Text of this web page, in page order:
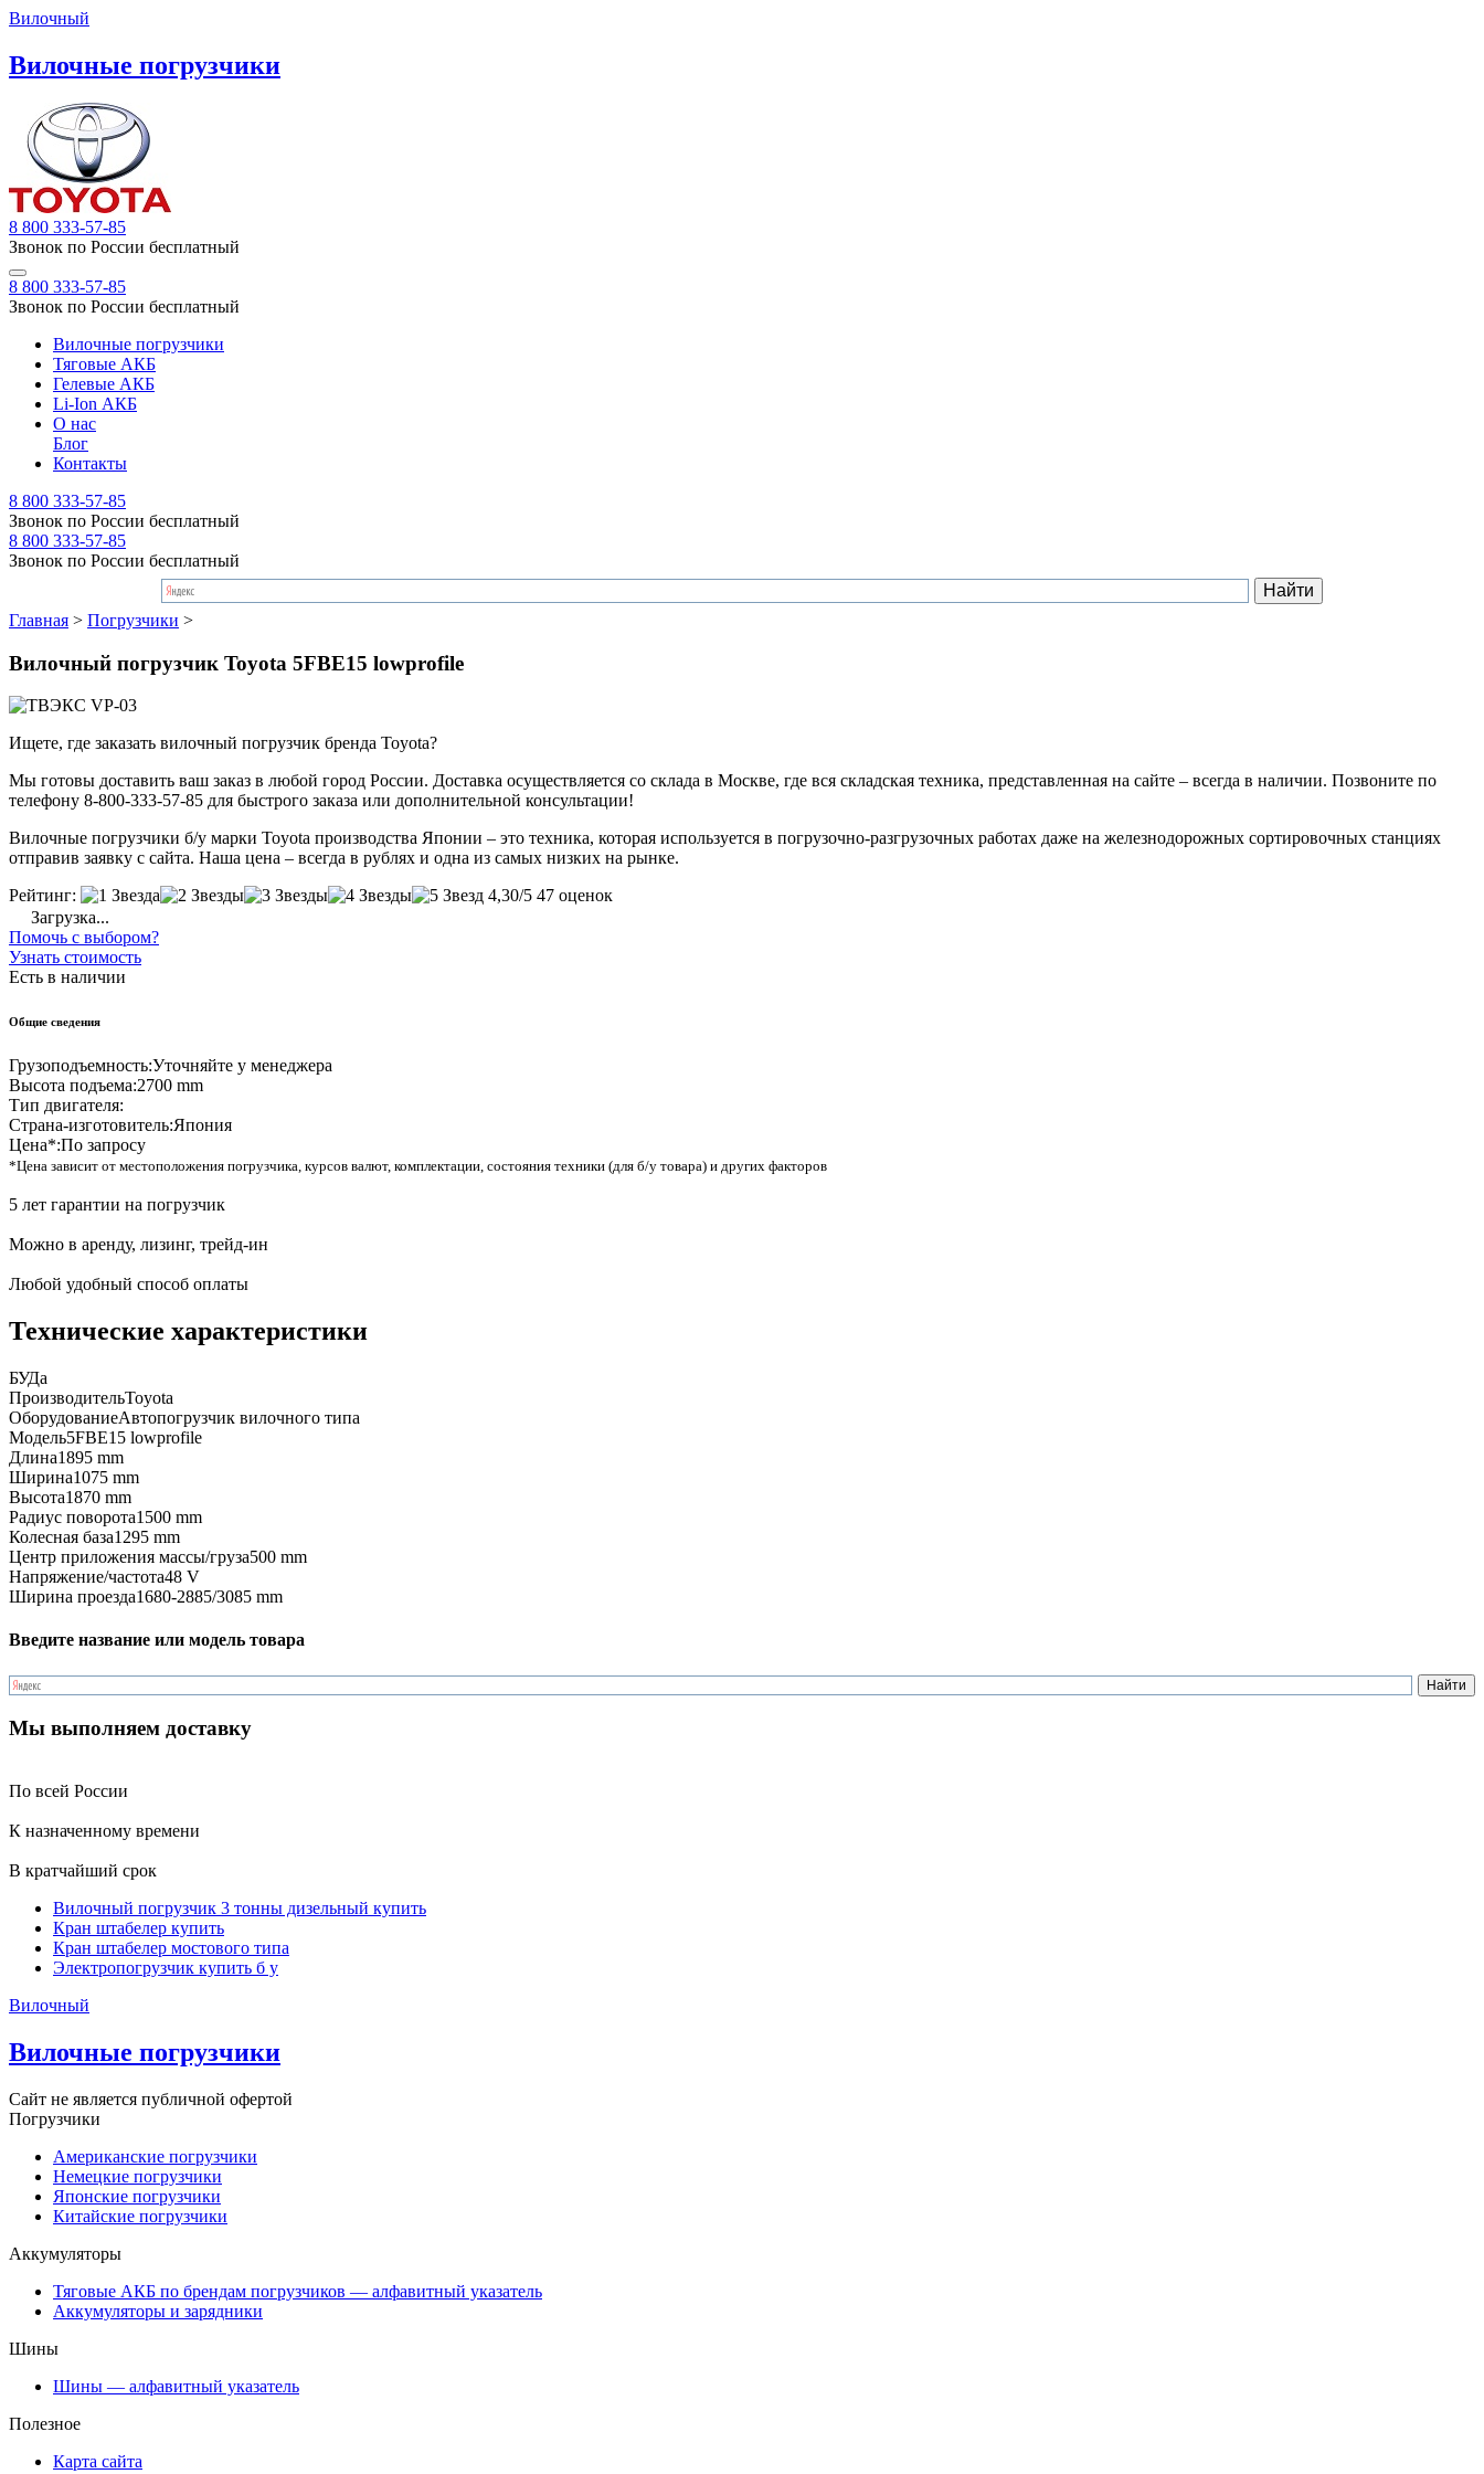
Вилочный
Вилочные погрузчики
8 800 333-57-85
Звонок по России бесплатный
8 800 333-57-85
Звонок по России бесплатный
Вилочные погрузчики
Тяговые АКБ
Гелевые АКБ
Li-Ion АКБ
О нас
Блог
Контакты
8 800 333-57-85
Звонок по России бесплатный
8 800 333-57-85
Звонок по России бесплатный
Главная > Погрузчики >
Вилочный погрузчик Toyota 5FBE15 lowprofile
Ищете, где заказать вилочный погрузчик бренда Toyota?
Мы готовы доставить ваш заказ в любой город России. Доставка осуществляется со склада в Москве, где вся складская техника, представленная на сайте – всегда в наличии. Позвоните по
телефону 8-800-333-57-85 для быстрого заказа или дополнительной консультации!
Вилочные погрузчики б/у марки Toyota производства Японии – это техника, которая используется в погрузочно-разгрузочных работах даже на железнодорожных сортировочных станциях
отправив заявку с сайта. Наша цена – всегда в рублях и одна из самых низких на рынке.
Рейтинг:
4,30/5 47 оценок
Загрузка...
Помочь с выбором?
Узнать стоимость
Есть в наличии
Общие сведения
Грузоподъемность:Уточняйте у менеджера
Высота подъема:2700 mm
Тип двигателя:
Страна-изготовитель:Япония
Цена*:По запросу
*Цена зависит от местоположения погрузчика, курсов валют, комплектации, состояния техники (для б/у товара) и других факторов
5 лет гарантии на погрузчик
Можно в аренду, лизинг, трейд-ин
Любой удобный способ оплаты
Технические характеристики
БУДа
ПроизводительToyota
ОборудованиеАвтопогрузчик вилочного типа
Модель5FBE15 lowprofile
Длина1895 mm
Ширина1075 mm
Высота1870 mm
Радиус поворота1500 mm
Колесная база1295 mm
Центр приложения массы/груза500 mm
Напряжение/частота48 V
Ширина проезда1680-2885/3085 mm
Введите название или модель товара
Мы выполняем доставку
По всей России
К назначенному времени
В кратчайший срок
Вилочный погрузчик 3 тонны дизельный купить
Кран штабелер купить
Кран штабелер мостового типа
Электропогрузчик купить б у
Вилочный
Вилочные погрузчики
Сайт не является публичной офертой
Погрузчики
Американские погрузчики
Немецкие погрузчики
Японские погрузчики
Китайские погрузчики
Аккумуляторы
Тяговые АКБ по брендам погрузчиков — алфавитный указатель
Аккумуляторы и зарядники
Шины
Шины — алфавитный указатель
Полезное
Карта сайта